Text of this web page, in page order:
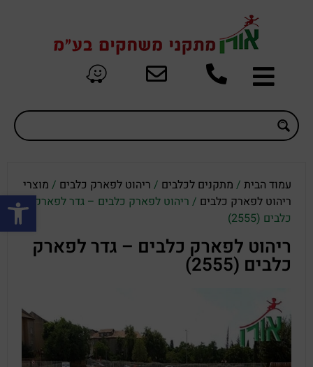
פתח
עמוד הבית / מתקנים לכלבים / ריהוט לפארק כלבים / מוצרי
ריהוט לפארק כלבים / ריהוט לפארק כלבים – גדר לפארק
כלבים (2555)
ריהוט לפארק כלבים – גדר לפארק
כלבים (2555)